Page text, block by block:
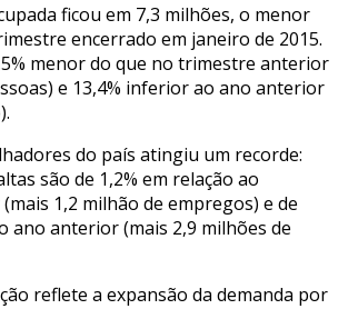
ficou em 7,3 milhões, o menor
encerrado em janeiro de 2015.
menor do que no trimestre anterior
e 13,4% inferior ao ano anterior
do país atingiu um recorde:
são de 1,2% em relação ao
1,2 milhão de empregos) e de
ano anterior (mais 2,9 milhões de
reflete a expansão da demanda por